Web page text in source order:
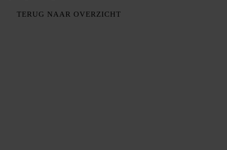
TERUG NAAR OVERZICHT